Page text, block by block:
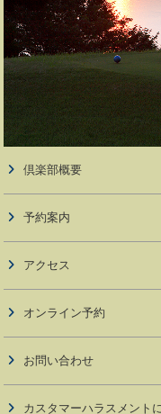
倶楽部概要
予約案内
アクセス
オンライン予約
お問い合わせ
カスタマーハラスメント